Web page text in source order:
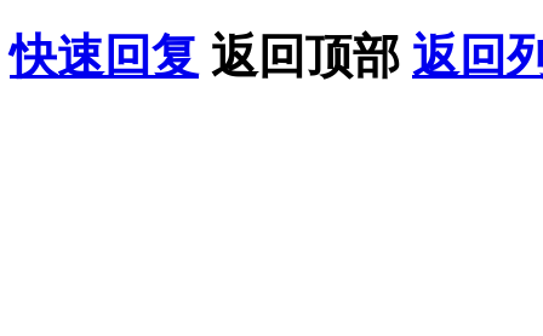
快速回复 返回顶部 返回